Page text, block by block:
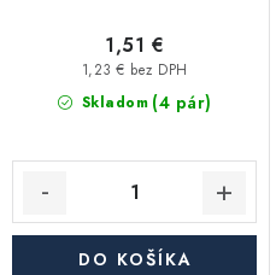
Vetranie a rekuperácia
Kúpeľňa a sanita
Spojovací materiál
Akcie, Zľavy
Skladom (4 pár)
1,23 € bez DPH
1,51 €
DO KOŠÍKA